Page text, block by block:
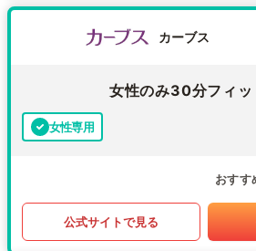
カーブス
女性のみ30分フィッ
女性専用
おすす
公式サイトで見る